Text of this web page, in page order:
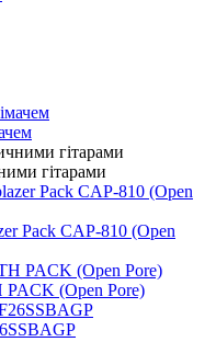
гітарами
Pack CAP-810 (Open
(Open Pore)